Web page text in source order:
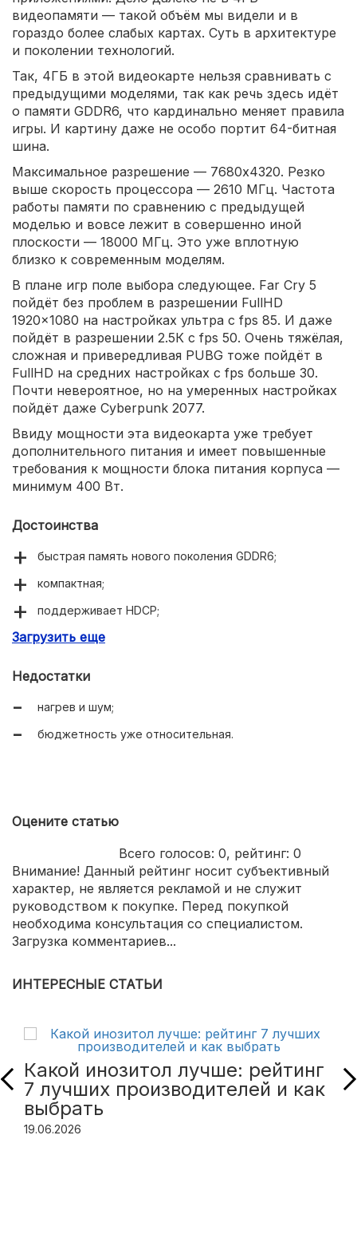
видеопамяти — такой объём мы видели и в
гораздо более слабых картах. Суть в архитектуре
и поколении технологий.
Так, 4ГБ в этой видеокарте нельзя сравнивать с
предыдущими моделями, так как речь здесь идёт
о памяти GDDR6, что кардинально меняет правила
игры. И картину даже не особо портит 64-битная
шина.
Максимальное разрешение — 7680x4320. Резко
выше скорость процессора — 2610 МГц. Частота
работы памяти по сравнению с предыдущей
моделью и вовсе лежит в совершенно иной
плоскости — 18000 МГц. Это уже вплотную
близко к современным моделям.
В плане игр поле выбора следующее. Far Cry 5
пойдёт без проблем в разрешении FullHD
1920×1080 на настройках ультра с fps 85. И даже
пойдёт в разрешении 2.5К с fps 50. Очень тяжёлая,
сложная и привередливая PUBG тоже пойдёт в
FullHD на средних настройках с fps больше 30.
Почти невероятное, но на умеренных настройках
пойдёт даже Cyberpunk 2077.
Ввиду мощности эта видеокарта уже требует
дополнительного питания и имеет повышенные
требования к мощности блока питания корпуса —
минимум 400 Вт.
Достоинства
быстрая память нового поколения GDDR6;
компактная;
поддерживает HDCP;
поддерживает Vulkan;
современные игры без исключений.
Загрузить еще
Недостатки
нагрев и шум;
бюджетность уже относительная.
Оцените статью
Всего голосов: 0, рейтинг: 0
Внимание! Данный рейтинг носит субъективный
характер, не является рекламой и не служит
руководством к покупке. Перед покупкой
необходима консультация со специалистом.
Загрузка комментариев...
ИНТЕРЕСНЫЕ СТАТЬИ
Какой инозитол лучше: рейтинг
7 лучших производителей и как
выбрать
19.06.2026